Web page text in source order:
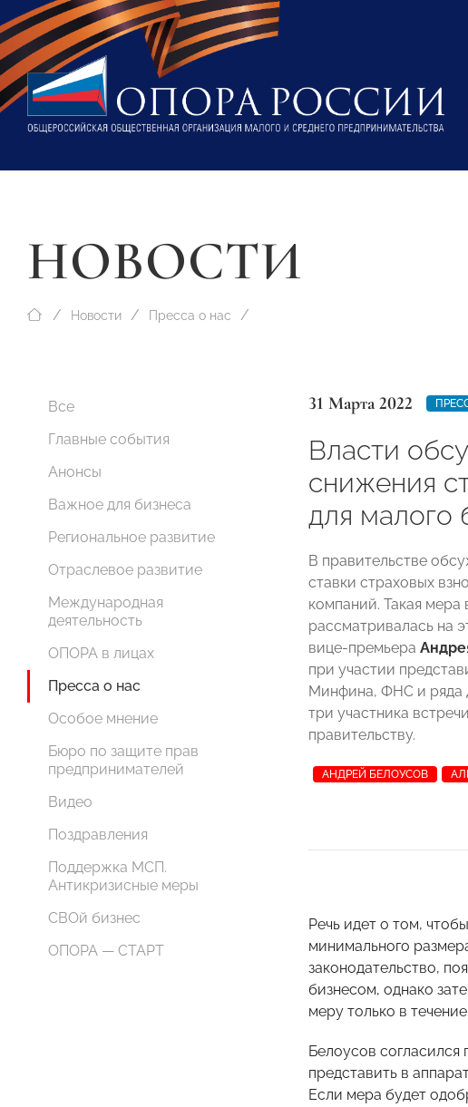
НОВОСТИ
Новости Пресса о нас
Все
Главные события
Анонсы
Важное для бизнеса
Региональное развитие
Отраслевое развитие
Международная
деятельность
ОПОРА в лицах
Пресса о нас
Особое мнение
Бюро по защите прав
предпринимателей
Видео
Поздравления
Поддержка МСП.
Антикризисные меры
СВОй бизнес
ОПОРА — СТАРТ
31 Марта 2022
Власти
снижения
для малого
В правительстве
ставки страховых
компаний. Такая мера
рассматривалась на
вице-премьера
при участии
Минфина, ФНС и ряда
три участника
правительству.
АНДРЕЙ БЕЛОУСОВ
Речь идет о том,
минимального
законодательство,
бизнесом, однако
меру только в
Белоусов согласился
представить в
Если мера будет